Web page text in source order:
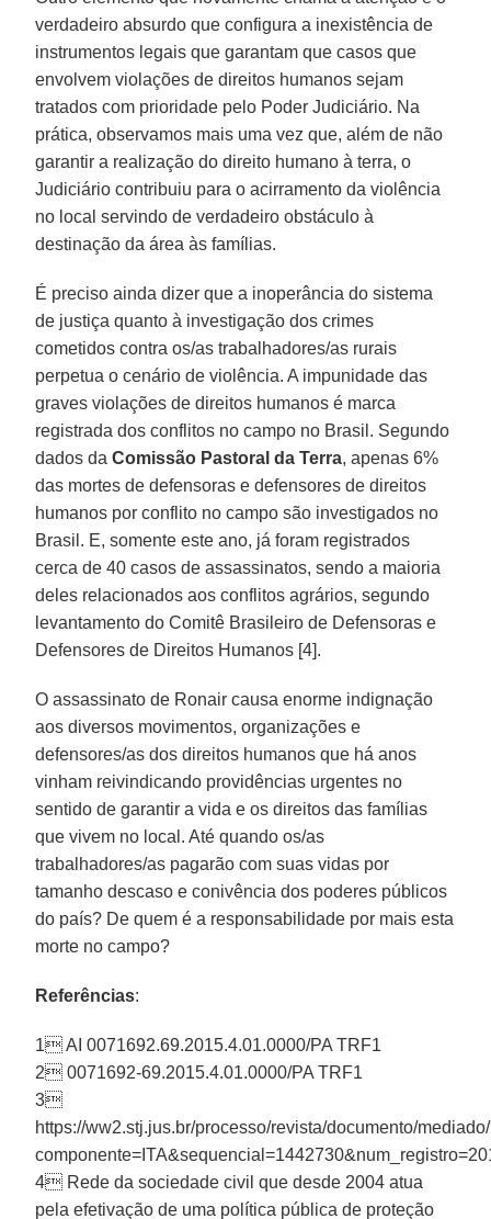
verdadeiro absurdo que configura a inexistência de
instrumentos legais que garantam que casos que
envolvem violações de direitos humanos sejam
tratados com prioridade pelo Poder Judiciário. Na
prática, observamos mais uma vez que, além de não
garantir a realização do direito humano à terra, o
Judiciário contribuiu para o acirramento da violência
no local servindo de verdadeiro obstáculo à
destinação da área às famílias.
É preciso ainda dizer que a inoperância do sistema
de justiça quanto à investigação dos crimes
cometidos contra os/as trabalhadores/as rurais
perpetua o cenário de violência. A impunidade das
graves violações de direitos humanos é marca
registrada dos conflitos no campo no Brasil. Segundo
dados daComissão Pastoral da Terra, apenas 6%
das mortes de defensoras e defensores de direitos
humanos por conflito no campo são investigados no
Brasil. E, somente este ano, já foram registrados
cerca de 40 casos de assassinatos, sendo a maioria
deles relacionados aos conflitos agrários, segundo
levantamento do Comitê Brasileiro de Defensoras e
Defensores de Direitos Humanos [4].
O assassinato de Ronair causa enorme indignação
aos diversos movimentos, organizações e
defensores/as dos direitos humanos que há anos
vinham reivindicando providências urgentes no
sentido de garantir a vida e os direitos das famílias
que vivem no local. Até quando os/as
trabalhadores/as pagarão com suas vidas por
tamanho descaso e conivência dos poderes públicos
do país? De quem é a responsabilidade por mais esta
morte no campo?
Referências:
1 AI 0071692.69.2015.4.01.0000/PA TRF1
2 0071692-69.2015.4.01.0000/PA TRF1
3
https://ww2.stj.jus.br/processo/revista/documento/
4 Rede da sociedade civil que desde 2004 atua
pela efetivação de uma política pública de proteção